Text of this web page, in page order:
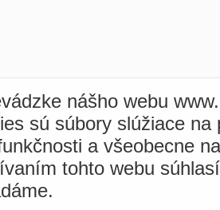
nášho webu
sú súbory slúžiace
a všeobecne
tohto webu